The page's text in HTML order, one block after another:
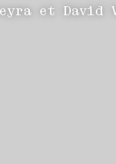
et David